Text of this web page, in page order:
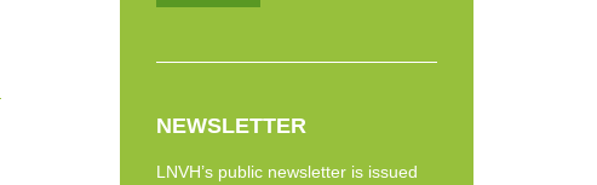
NEWSLETTER
LNVH’s public newsletter is issued